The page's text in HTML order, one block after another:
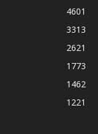
4601
3313
2621
1773
1462
1221